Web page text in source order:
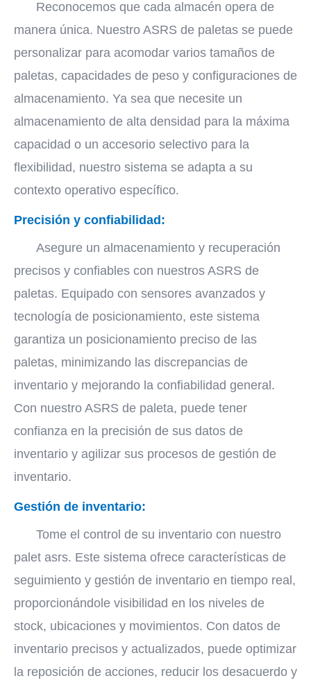
Reconocemos que cada almacén opera de
manera única. Nuestro ASRS de paletas se puede
personalizar para acomodar varios tamaños de
paletas, capacidades de peso y configuraciones de
almacenamiento. Ya sea que necesite un
almacenamiento de alta densidad para la máxima
capacidad o un accesorio selectivo para la
flexibilidad, nuestro sistema se adapta a su
contexto operativo específico.
Precisión y confiabilidad:
Asegure un almacenamiento y recuperación
precisos y confiables con nuestros ASRS de
paletas. Equipado con sensores avanzados y
tecnología de posicionamiento, este sistema
garantiza un posicionamiento preciso de las
paletas, minimizando las discrepancias de
inventario y mejorando la confiabilidad general.
Con nuestro ASRS de paleta, puede tener
confianza en la precisión de sus datos de
inventario y agilizar sus procesos de gestión de
inventario.
Gestión de inventario:
Tome el control de su inventario con nuestro
palet asrs. Este sistema ofrece características de
seguimiento y gestión de inventario en tiempo real,
proporcionándole visibilidad en los niveles de
stock, ubicaciones y movimientos. Con datos de
inventario precisos y actualizados, puede optimizar
la reposición de acciones, reducir los desacuerdo y